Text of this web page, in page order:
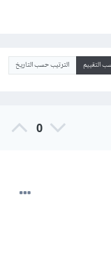
التقييم الترتيب حسب التاريخ
0